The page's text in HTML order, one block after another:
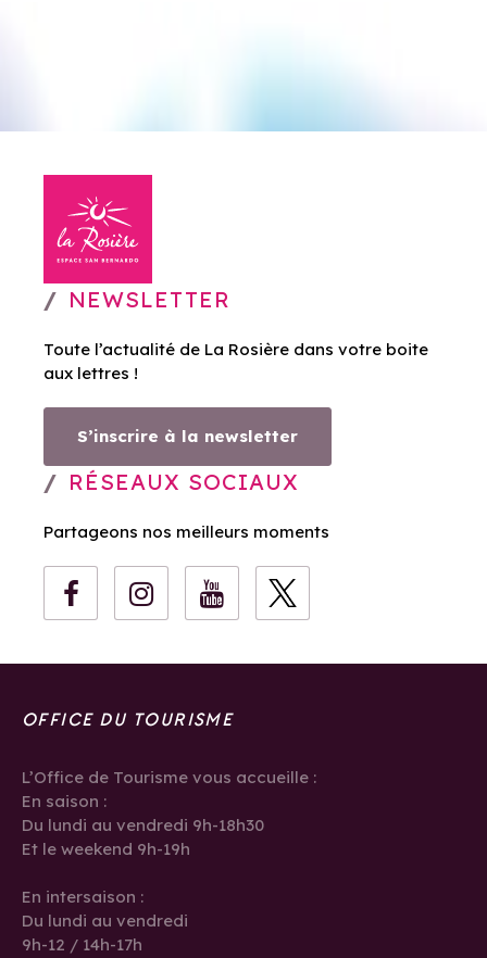
NEWSLETTER
Toute l’actualité de La Rosière dans votre boite
aux lettres !
S’inscrire à la newsletter
RÉSEAUX SOCIAUX
Partageons nos meilleurs moments
OFFICE DU TOURISME
L’Office de Tourisme vous accueille :
En saison :
Du lundi au vendredi 9h-18h30
Et le weekend 9h-19h
En intersaison :
Du lundi au vendredi
9h-12 / 14h-17h